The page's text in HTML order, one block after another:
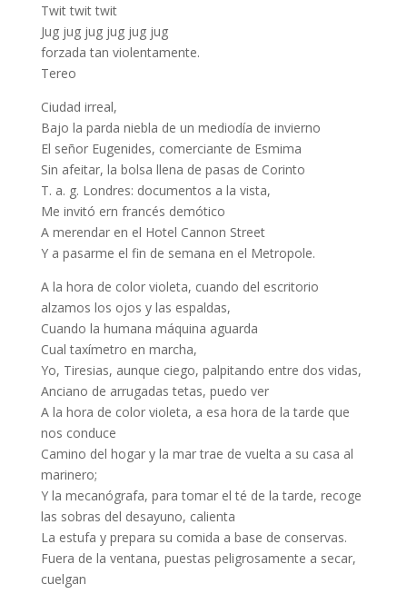
Twit twit twit
Jug jug jug jug jug jug
forzada tan violentamente.
Tereo
Ciudad irreal,
Bajo la parda niebla de un mediodía de invierno
El señor Eugenides, comerciante de Esmima
Sin afeitar, la bolsa llena de pasas de Corinto
T. a. g. Londres: documentos a la vista,
Me invitó ern francés demótico
A merendar en el Hotel Cannon Street
Y a pasarme el fin de semana en el Metropole.
A la hora de color violeta, cuando del escritorio
alzamos los ojos y las espaldas,
Cuando la humana máquina aguarda
Cual taxímetro en marcha,
Yo, Tiresias, aunque ciego, palpitando entre dos vidas,
Anciano de arrugadas tetas, puedo ver
A la hora de color violeta, a esa hora de la tarde que
nos conduce
Camino del hogar y la mar trae de vuelta a su casa al
marinero;
Y la mecanógrafa, para tomar el té de la tarde, recoge
las sobras del desayuno, calienta
La estufa y prepara su comida a base de conservas.
Fuera de la ventana, puestas peligrosamente a secar,
cuelgan